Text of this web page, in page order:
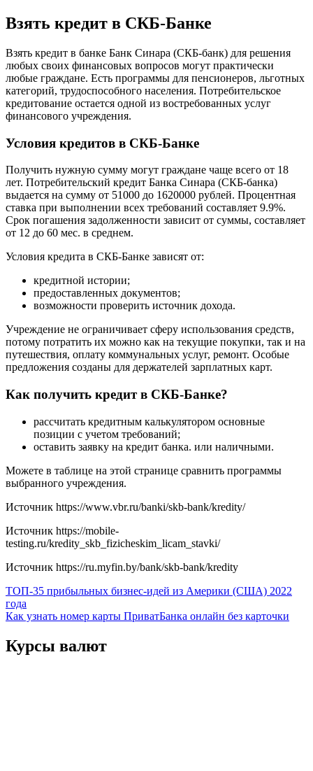
Взять кредит в СКБ-Банке
Взять кредит в банке Банк Синара (СКБ-банк) для решения
любых своих финансовых вопросов могут практически
любые граждане. Есть программы для пенсионеров, льготных
категорий, трудоспособного населения. Потребительское
кредитование остается одной из востребованных услуг
финансового учреждения.
Условия кредитов в СКБ-Банке
Получить нужную сумму могут граждане чаще всего от 18
лет. Потребительский кредит Банка Синара (СКБ-банка)
выдается на сумму от 51000 до 1620000 рублей. Процентная
ставка при выполнении всех требований составляет 9.9%.
Срок погашения задолженности зависит от суммы, составляет
от 12 до 60 мес. в среднем.
Условия кредита в СКБ-Банке зависят от:
кредитной истории;
предоставленных документов;
возможности проверить источник дохода.
Учреждение не ограничивает сферу использования средств,
потому потратить их можно как на текущие покупки, так и на
путешествия, оплату коммунальных услуг, ремонт. Особые
предложения созданы для держателей зарплатных карт.
Как получить кредит в СКБ-Банке?
рассчитать кредитным калькулятором основные
позиции с учетом требований;
оставить заявку на кредит банка. или наличными.
Можете в таблице на этой странице сравнить программы
выбранного учреждения.
Источник https://www.vbr.ru/banki/skb-bank/kredity/
Источник https://mobile-
testing.ru/kredity_skb_fizicheskim_licam_stavki/
Источник https://ru.myfin.by/bank/skb-bank/kredity
Навигация
по
ТОП-35 прибыльных бизнес-идей из Америки (США) 2022
года
Как узнать номер карты ПриватБанка онлайн без карточки
Курсы валют